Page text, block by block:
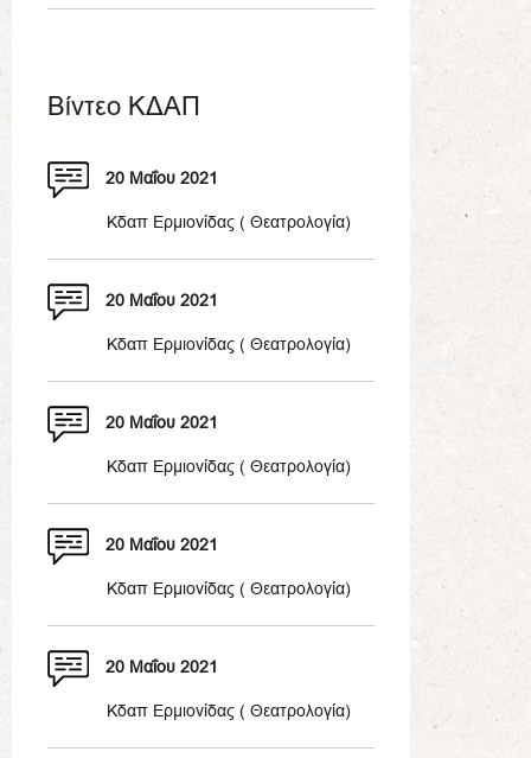
Βίντεο ΚΔΑΠ
20 Μαΐου 2021
Κδαπ Ερμιονίδας ( Θεατρολογία)
20 Μαΐου 2021
Κδαπ Ερμιονίδας ( Θεατρολογία)
20 Μαΐου 2021
Κδαπ Ερμιονίδας ( Θεατρολογία)
20 Μαΐου 2021
Kδαπ Ερμιονίδας ( Θεατρολογία)
20 Μαΐου 2021
Κδαπ Ερμιονίδας ( Θεατρολογία)